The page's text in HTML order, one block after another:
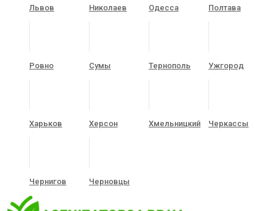
Львов Николаев Одесса Полтава
Ровно Сумы Тернополь Ужгород
Харьков Херсон Хмельницкий Черкассы
Чернигов Черновцы